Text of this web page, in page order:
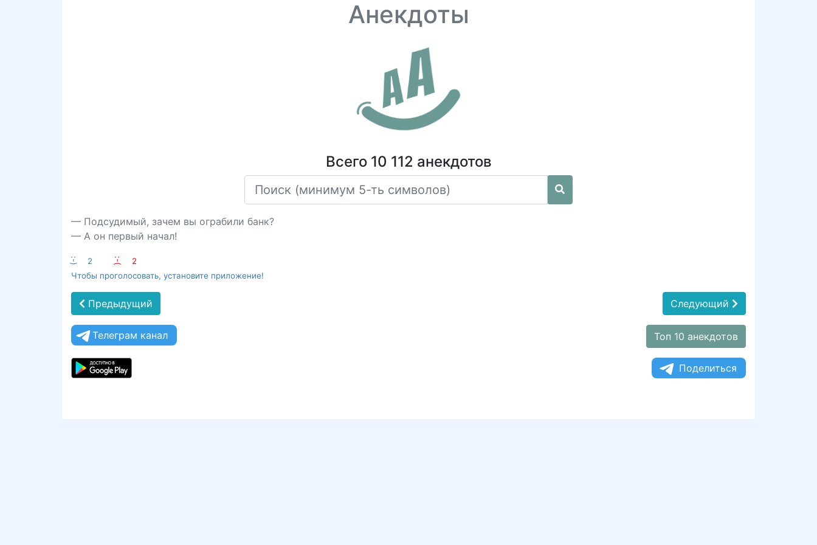
Анекдоты
Всего 10 112 анекдотов
— Подсудимый, зачем вы ограбили банк?
— А он первый начал!
:-) 2 :-(
2
Чтобы проголосовать, установите приложение!
Предыдущий Следующий
Телеграм канал Топ 10 анекдотов
Поделиться